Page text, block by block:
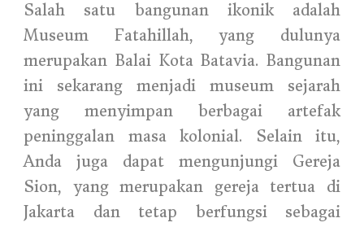
Salah satu bangunan ikonik adalah
Museum Fatahillah, yang dulunya
merupakan Balai Kota Batavia. Bangunan
ini sekarang menjadi museum sejarah
yang menyimpan berbagai artefak
peninggalan masa kolonial. Selain itu,
Anda juga dapat mengunjungi Gereja
Sion, yang merupakan gereja tertua di
Jakarta dan tetap berfungsi sebagai